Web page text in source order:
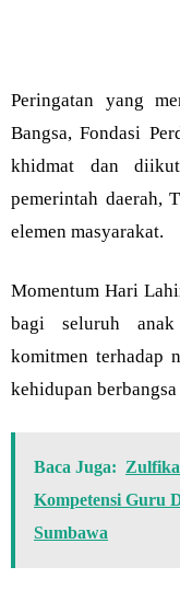
Peringatan yang
Bangsa, Fondasi
khidmat dan
pemerintah daerah,
elemen masyarakat.
Momentum Hari
bagi seluruh
komitmen terhadap
kehidupan
Baca Juga:
Kompetensi Guru
Sumbawa